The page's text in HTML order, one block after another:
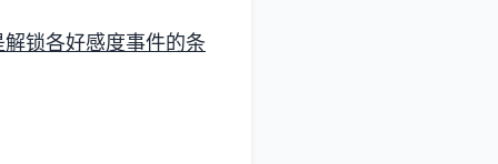
锁各好感度事件的条